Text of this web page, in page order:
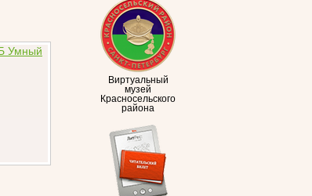
Виртуальный
музей
Красносельского
района